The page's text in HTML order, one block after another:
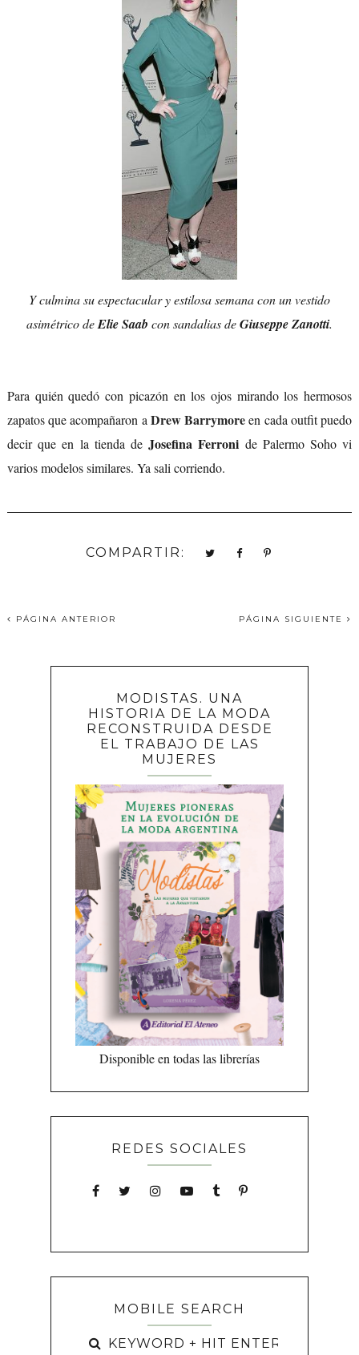
Y culmina su espectacular y estilosa semana con un vestido
asimétrico deElie Saab con sandalias deGiuseppe Zanotti.
Para quién quedó con picazón en los ojos mirando los hermosos
zapatos que acompañaron aDrew Barrymoreen cada outfit puedo
decir que en la tienda deJosefina Ferroni de Palermo Soho vi
varios modelos similares. Ya sali corriendo.
COMPARTIR:
PÁGINA ANTERIOR PÁGINA SIGUIENTE
MODISTAS. UNA
HISTORIA DE LA MODA
RECONSTRUIDA DESDE
EL TRABAJO DE LAS
MUJERES
Disponible en todas las librerías
REDES SOCIALES
MOBILE SEARCH